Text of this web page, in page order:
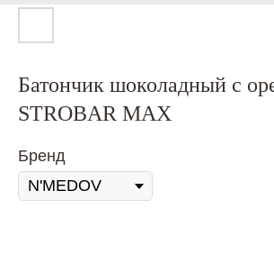
Батончик шоколадный с
STROBAR MAX
Бренд